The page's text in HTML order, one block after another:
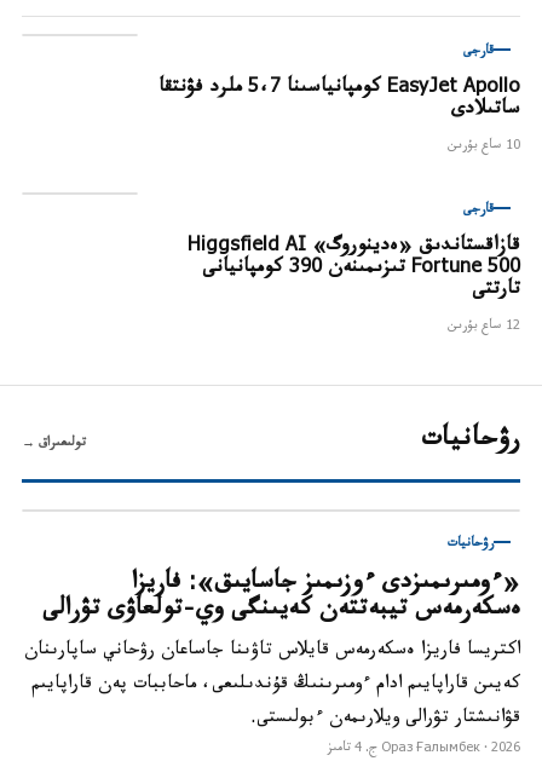
قارجى
EasyJet Apollo كومپانياسىنا 5،7 ملرد فۋنتقا
ساتىلادى
10 ساع بۇرىن
قارجى
قازاقستاندىق «ەدينوروگ» Higgsfield AI
Fortune 500 تىزىمىنەن 390 كومپانيانى
تارتتى
12 ساع بۇرىن
رۋحانيات تولىعىراق →
رۋحانيات
«ءومىرىمىزدى ءوزىمىز جاسايىق»: فاريزا
ەسكەرمەس تيبەتتەن كەيىنگى وي-تولعاۋى تۋرالى
اكتريسا فاريزا ەسكەرمەس قايلاس تاۋىنا جاساعان رۋحاني ساپارىنان
كەيىن قاراپايىم ادام ءومىرىنىڭ قۇندىلىعى، ماحاببات پەن قاراپايىم
قۋانىشتار تۋرالى ويلارىمەن ءبولىستى.
Ораз Ғалымбек · 2026 ج. 4 تامىز